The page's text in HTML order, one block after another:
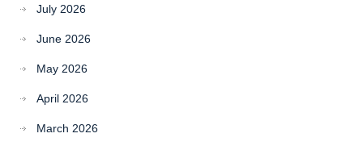
July 2026
June 2026
May 2026
April 2026
March 2026